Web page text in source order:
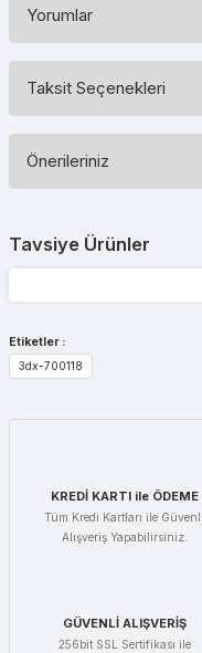
Yorumlar
Taksit Seçenekleri
Önerileriniz
konularda yetersiz
tarafımıza iletebilirsiniz.
Ürün açıklamasında
Ürün fiyatı diğer
Tavsiye Ürünler
Etiketler :
3dx-700118
KREDİ KARTI ile ÖDEME
Tüm Kredi Kartları ile Güvenli
Alışveriş Yapabilirsiniz.
GÜVENLİ ALIŞVERİŞ
256bit SSL Sertifikası ile